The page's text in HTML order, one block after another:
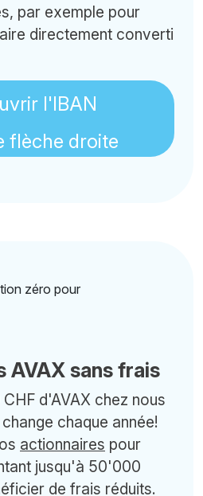
par exemple pour
directement converti
l'IBAN
AVAX sans frais
d'AVAX chez nous
chaque année!
actionnaires pour
jusqu'à 50'000
de frais réduits.